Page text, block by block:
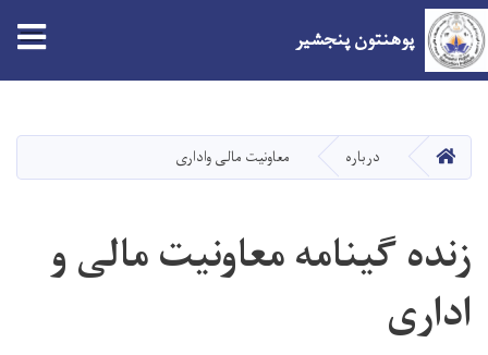
main
content
پوهنتون پنجشیر
صفحه اصلیدرباره معاونیت مالی واداری
زنده گینامه معاونیت مالی و
اداری